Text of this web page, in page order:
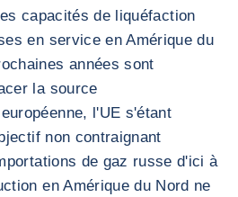
capacités de liquéfaction
en service en Amérique du
années sont
la source
l'UE s'étant
non contraignant
de gaz russe d'ici à
en Amérique du Nord ne